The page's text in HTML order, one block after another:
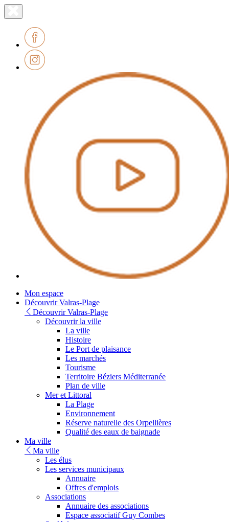
le
Lien
page
accueil
Mon espace
Découvrir Valras-Plage
Découvrir Valras-Plage
Découvrir la ville
La ville
Histoire
Le Port de plaisance
Les marchés
Tourisme
Territoire Béziers Méditerranée
Plan de ville
Mer et Littoral
La Plage
Environnement
Réserve naturelle des Orpellières
Qualité des eaux de baignade
Ma ville
Ma ville
Les élus
Les services municipaux
Annuaire
Offres d'emplois
Associations
Annuaire des associations
Espace associatif Guy Combes